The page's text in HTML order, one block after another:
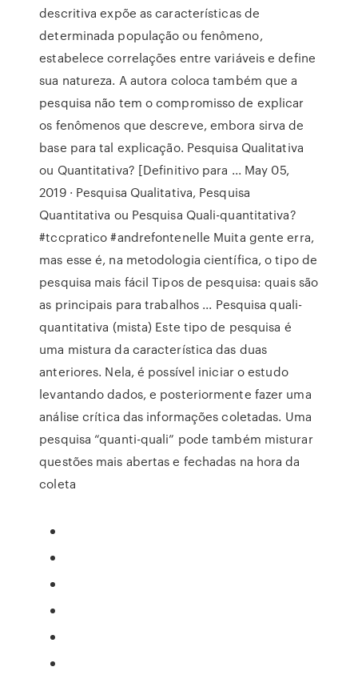
descritiva expõe as características de
determinada população ou fenômeno,
estabelece correlações entre variáveis e define
sua natureza. A autora coloca também que a
pesquisa não tem o compromisso de explicar
os fenômenos que descreve, embora sirva de
base para tal explicação. Pesquisa Qualitativa
ou Quantitativa? [Definitivo para ... May 05,
2019 · Pesquisa Qualitativa, Pesquisa
Quantitativa ou Pesquisa Quali-quantitativa?
#tccpratico #andrefontenelle Muita gente erra,
mas esse é, na metodologia científica, o tipo de
pesquisa mais fácil Tipos de pesquisa: quais são
as principais para trabalhos ... Pesquisa quali-
quantitativa (mista) Este tipo de pesquisa é
uma mistura da característica das duas
anteriores. Nela, é possível iniciar o estudo
levantando dados, e posteriormente fazer uma
análise crítica das informações coletadas. Uma
pesquisa “quanti-quali” pode também misturar
questões mais abertas e fechadas na hora da
coleta